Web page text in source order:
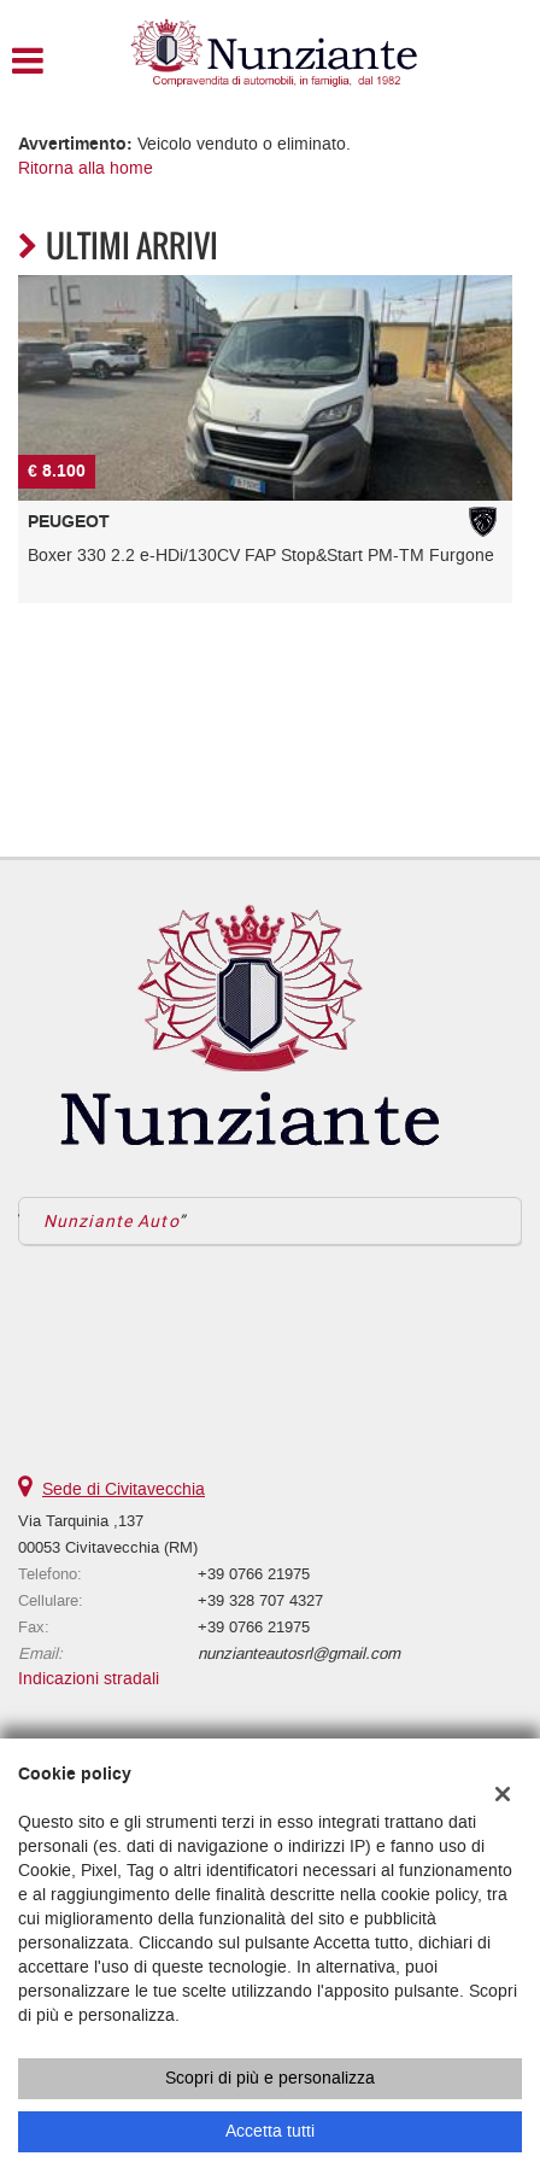
ACQUISTIAMO USATO
ASSISTENZA
CONTATTI
Avvertimento: Veicolo venduto o eliminato.
Ritorna alla home
ULTIMI ARRIVI
Furgone
€ 20.500
3008 BlueHDi 130 S&S EAT8 Allure
Nunziante Auto
Sede di Civitavecchia
Via Tarquinia ,137
00053 Civitavecchia (RM)
Telefono:
+39 0766 21975
Cellulare:
+39 328 707 4327
Fax:
+39 0766 21975
Email:
nunzianteautosrl@gmail.com
Indicazioni stradali
Dati fiscali:
Via Niccolò l'Alunno, 1500196 Roma RM
C.F/P.IVA: 16377001009
Registro delle imprese:RM
Copyright © 2026 GestionaleAuto.com S.r.l., Tutti i diritti riservati -
Leggi l'informativa sulla privacy-Cookie Policy
GestionaleAuto.com
Cookie policy
Questo sito e gli strumenti terzi in esso integrati trattano dati
personali (es. dati di navigazione o indirizzi IP) e fanno uso di
Cookie, Pixel, Tag o altri identificatori necessari al funzionamento
e al raggiungimento delle finalità descritte nella cookie policy, tra
cui miglioramento della funzionalità del sito e pubblicità
personalizzata. Cliccando sul pulsante Accetta tutto, dichiari di
accettare l'uso di queste tecnologie. In alternativa, puoi
personalizzare le tue scelte utilizzando l'apposito pulsante. Scopri
di più e personalizza.
Scopri di più e personalizza
Accetta tutti